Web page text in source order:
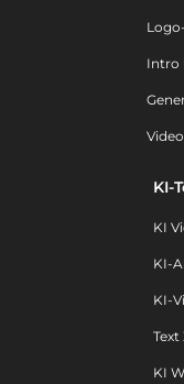
Intro
KI-
KI
KI-
KI-
Text
KI